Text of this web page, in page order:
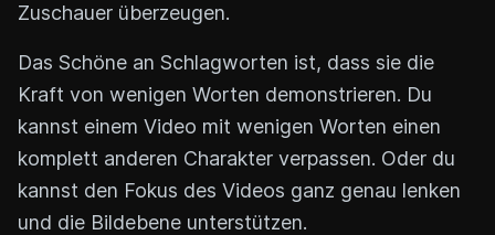
Zuschauer überzeugen.
Das Schöne an Schlagworten ist, dass sie die
Kraft von wenigen Worten demonstrieren. Du
kannst einem Video mit wenigen Worten einen
komplett anderen Charakter verpassen. Oder du
kannst den Fokus des Videos ganz genau lenken
und die Bildebene unterstützen.